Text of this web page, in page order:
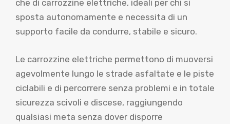
che di carrozzine elettriche, ideali per chi si
sposta autonomamente e necessita di un
supporto facile da condurre, stabile e sicuro.
Le carrozzine elettriche permettono di muoversi
agevolmente lungo le strade asfaltate e le piste
ciclabili e di percorrere senza problemi e in totale
sicurezza scivoli e discese, raggiungendo
qualsiasi meta senza dover disporre